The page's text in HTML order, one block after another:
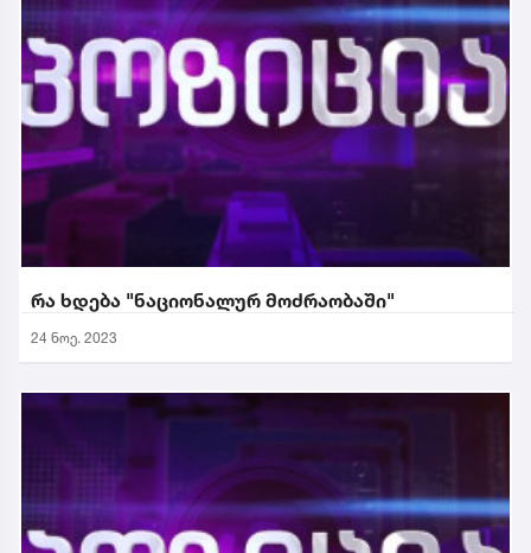
რა ხდება "ნაციონალურ მოძრაობაში"
24 ნოე. 2023